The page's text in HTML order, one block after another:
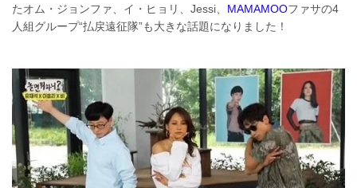
たオム・ジョンファ、イ・ヒョリ、Jessi、 MAMAMOOファサの4
人組グループ“払戻遠征隊”も大きな話題になりました！